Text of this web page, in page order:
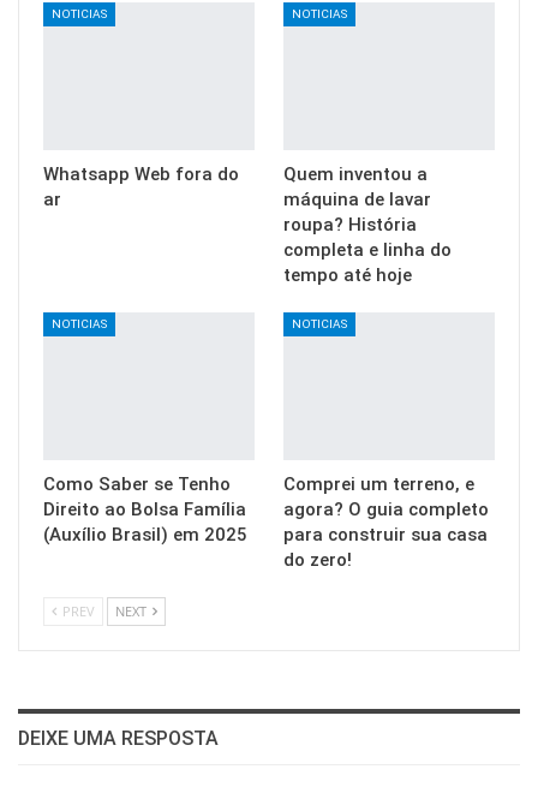
NOTICIAS
Whatsapp Web fora do
ar
NOTICIAS
Quem inventou a
máquina de lavar
roupa? História
completa e linha do
tempo até hoje
NOTICIAS
Como Saber se Tenho
Direito ao Bolsa Família
(Auxílio Brasil) em 2025
NOTICIAS
Comprei um terreno, e
agora? O guia completo
para construir sua casa
do zero!
PREV NEXT
DEIXE UMA RESPOSTA